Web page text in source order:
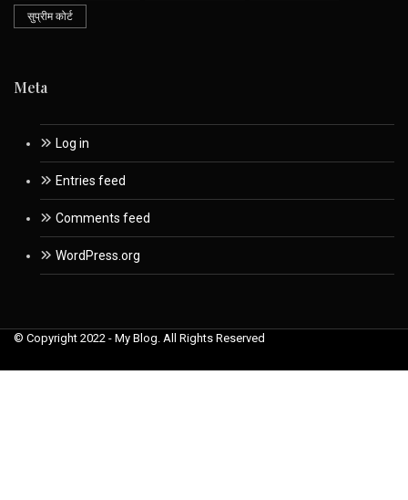
सुप्रीम कोर्ट
Meta
Log in
Entries feed
Comments feed
WordPress.org
© Copyright 2022 - My Blog. All Rights Reserved